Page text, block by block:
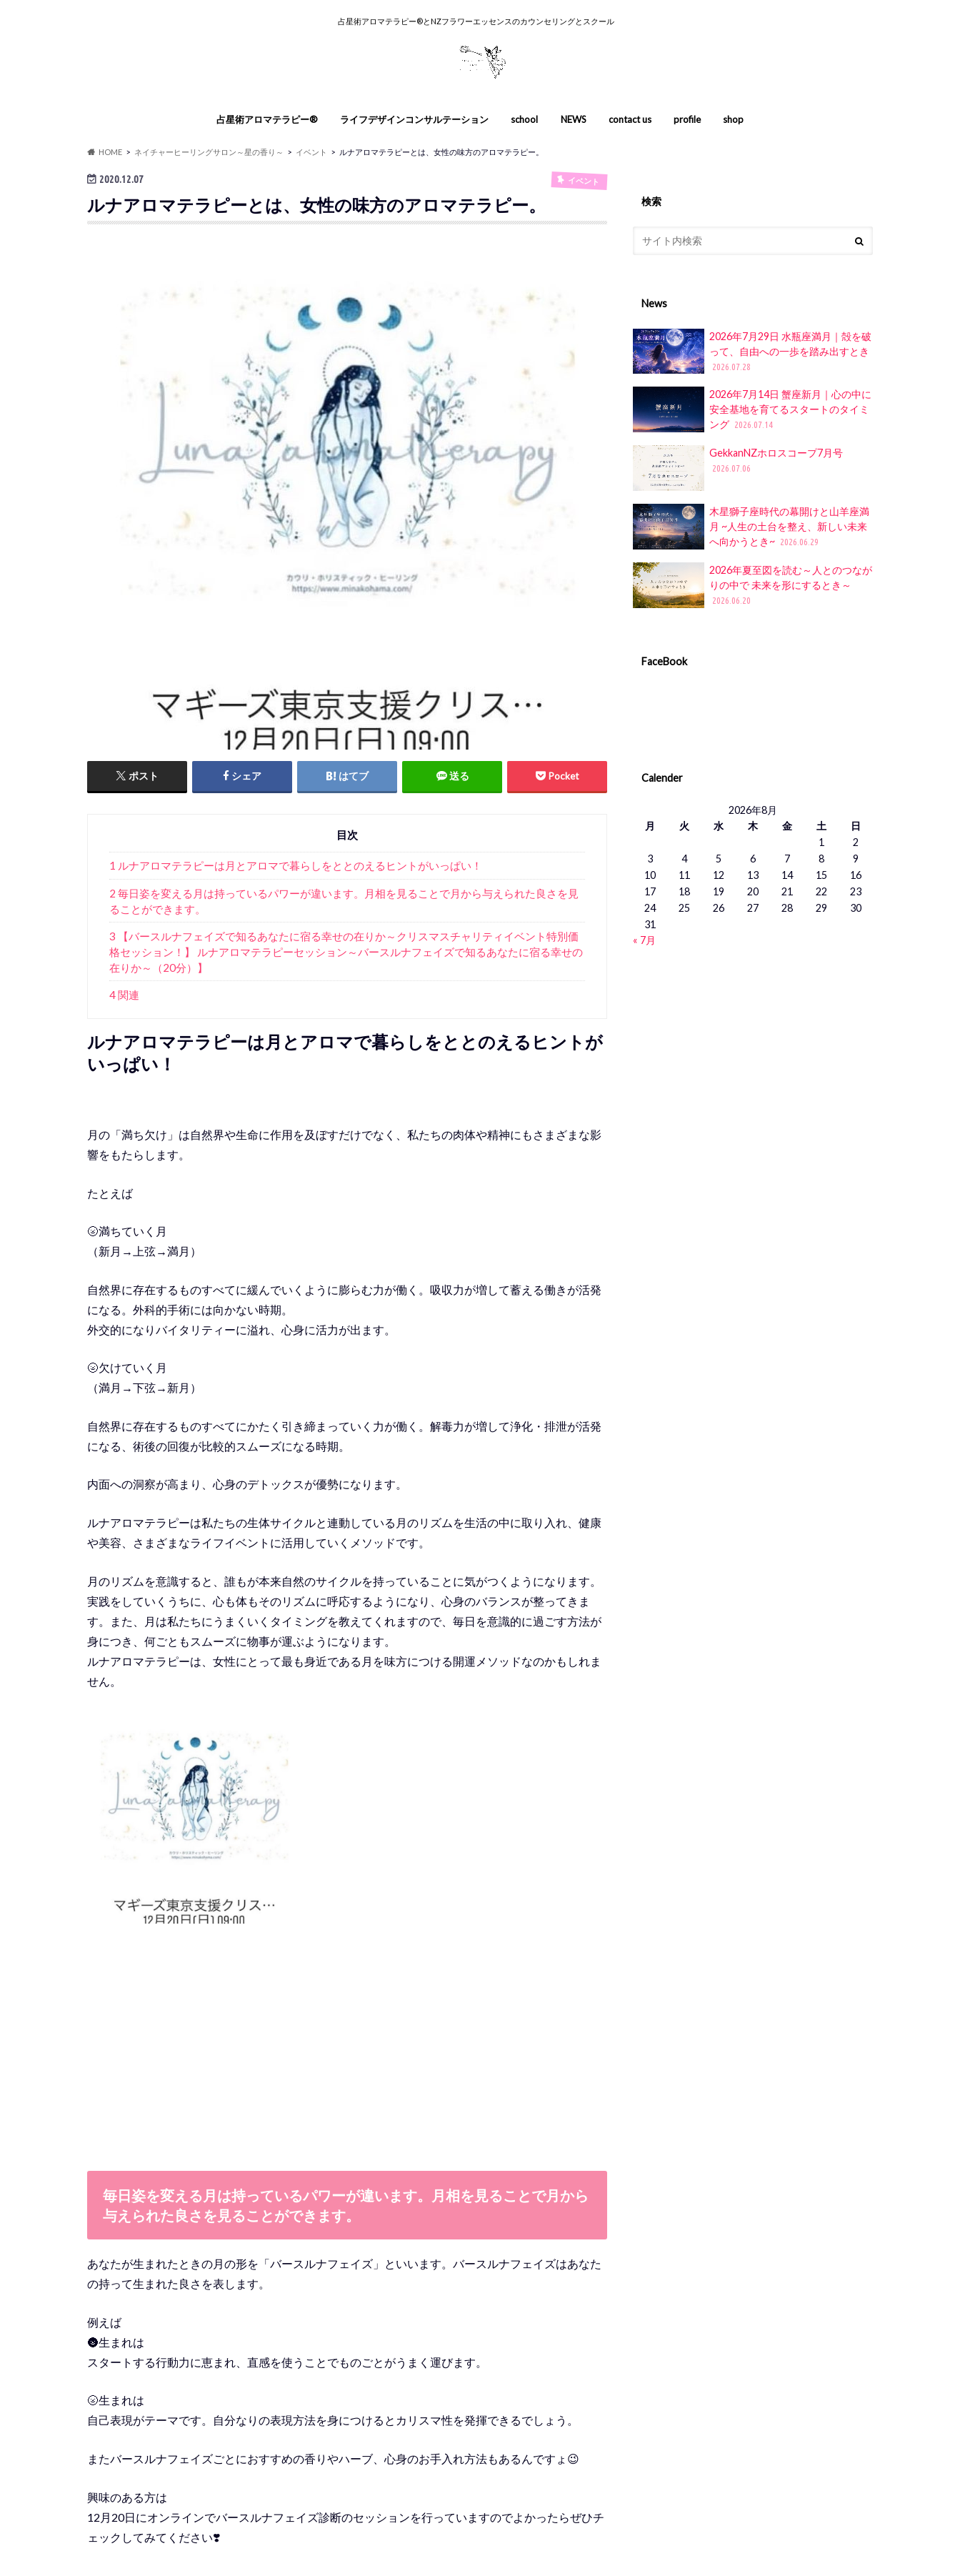
占星術アロマテラピー®︎とNZフラワーエッセンスのカウンセリングとスクール
占星術アロマテラピー®
ングセッション
リングセッション
ライフデザインコンサルテーション school NEWS contact us profile shop
HOME ネイチャーヒーリングサロン～星の香り～ イベント ルナアロマテラピーとは、女性の味方のアロマテラピー。
2020.12.07 イベント
ルナアロマテラピーとは、女性の味方のアロマテラピー。
ポスト シェア はてブ 送る Pocket
目次
1 ルナアロマテラピーは月とアロマで暮らしをととのえるヒントがいっぱい！
2 毎日姿を変える月は持っているパワーが違います。月相を見ることで月から与えられた良さを見
ることができます。
3 【バースルナフェイズで知るあなたに宿る幸せの在りか～クリスマスチャリティイベント特別価
格セッション！】 ルナアロマテラピーセッション～バースルナフェイズで知るあなたに宿る幸せの
在りか～（20分）】
4 関連
ルナアロマテラピーは月とアロマで暮らしをととのえるヒントが
いっぱい！
月の「満ち欠け」は自然界や生命に作用を及ぼすだけでなく、私たちの肉体や精神にもさまざまな影
響をもたらします。
たとえば
🌝満ちていく月
（新月→上弦→満月）
自然界に存在するものすべてに緩んでいくように膨らむ力が働く。吸収力が増して蓄える働きが活発
になる。外科的手術には向かない時期。
外交的になりバイタリティーに溢れ、心身に活力が出ます。
🌝欠けていく月
（満月→下弦→新月）
自然界に存在するものすべてにかたく引き締まっていく力が働く。解毒力が増して浄化・排泄が活発
になる、術後の回復が比較的スムーズになる時期。
内面への洞察が高まり、心身のデトックスが優勢になります。
ルナアロマテラピーは私たちの生体サイクルと連動している月のリズムを生活の中に取り入れ、健康
や美容、さまざまなライフイベントに活用していくメソッドです。
月のリズムを意識すると、誰もが本来自然のサイクルを持っていることに気がつくようになります。
実践をしていくうちに、心も体もそのリズムに呼応するようになり、心身のバランスが整ってきま
す。また、月は私たちにうまくいくタイミングを教えてくれますので、毎日を意識的に過ごす方法が
身につき、何ごともスムーズに物事が運ぶようになります。
ルナアロマテラピーは、女性にとって最も身近である月を味方につける開運メソッドなのかもしれま
せん。
毎日姿を変える月は持っているパワーが違います。月相を見ることで月から
与えられた良さを見ることができます。
あなたが生まれたときの月の形を「バースルナフェイズ」といいます。バースルナフェイズはあなた
の持って生まれた良さを表します。
例えば
🌚生まれは
スタートする行動力に恵まれ、直感を使うことでものごとがうまく運びます。
🌝生まれは
自己表現がテーマです。自分なりの表現方法を身につけるとカリスマ性を発揮できるでしょう。
またバースルナフェイズごとにおすすめの香りやハーブ、心身のお手入れ方法もあるんですょ😉
興味のある方は
12月20日にオンラインでバースルナフェイズ診断のセッションを行っていますのでよかったらぜひチ
ェックしてみてください❣️
検索
News
2026年7月29日 水瓶座満月｜殻を破
って、自由への一歩を踏み出すとき
2026.07.28
2026年7月14日 蟹座新月｜心の中に
安全基地を育てるスタートのタイミ
ング 2026.07.14
GekkanNZホロスコープ7月号
2026.07.06
木星獅子座時代の幕開けと山羊座満
月 ~人生の土台を整え、新しい未来
へ向かうとき~ 2026.06.29
2026年夏至図を読む～人とのつなが
りの中で 未来を形にするとき～
2026.06.20
FaceBook
Calender
2026年8月
月
火 水 木 金 土
日
1
2
3
4 5 6 7 8
9
10
11 12 13 14 15
16
17
18 19 20 21 22
23
24
25 26 27 28 29
30
31
« 7月